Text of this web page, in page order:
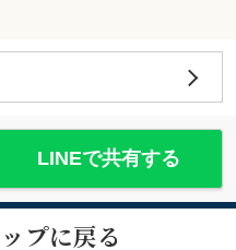
LINEで共有する
プに戻る